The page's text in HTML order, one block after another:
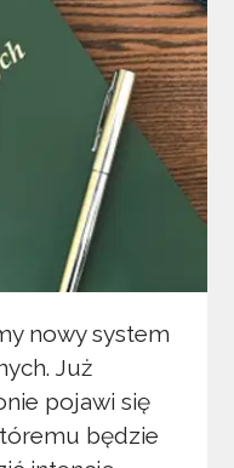
nowy system
Już
pojawi się
będzie